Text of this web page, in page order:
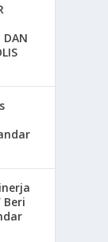
DAN
Beri